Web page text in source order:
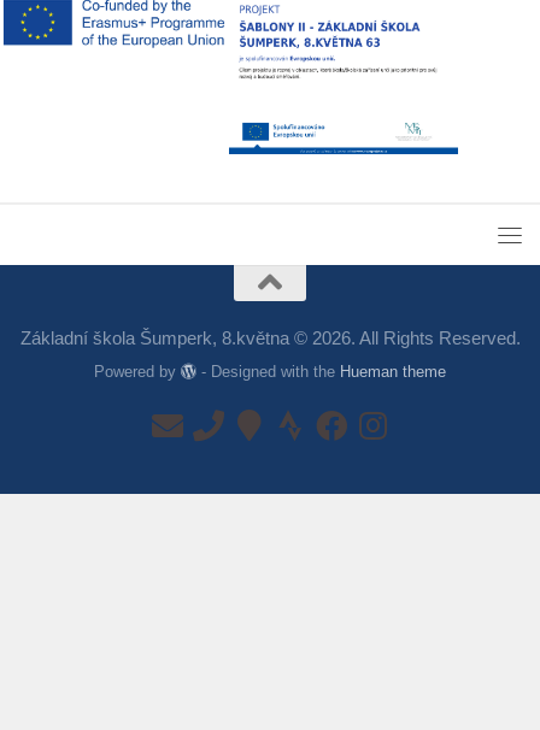
Základní škola Šumperk, 8.května © 2026. All Rights Reserved.
Powered by - Designed with the Hueman theme